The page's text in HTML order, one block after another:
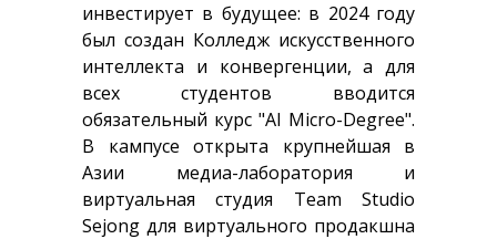
инвестирует в будущее: в 2024 году
был создан Колледж искусственного
интеллекта и конвергенции, а для
всех студентов вводится
обязательный курс "AI Micro-Degree".
В кампусе открыта крупнейшая в
Азии медиа-лаборатория и
виртуальная студия Team Studio
Sejong для виртуального продакшна